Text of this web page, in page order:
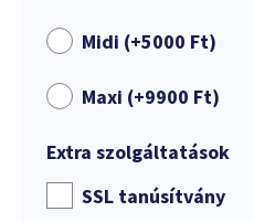
Midi (+5000 Ft)
Maxi (+9900 Ft)
Extra szolgáltatások
SSL tanúsítvány